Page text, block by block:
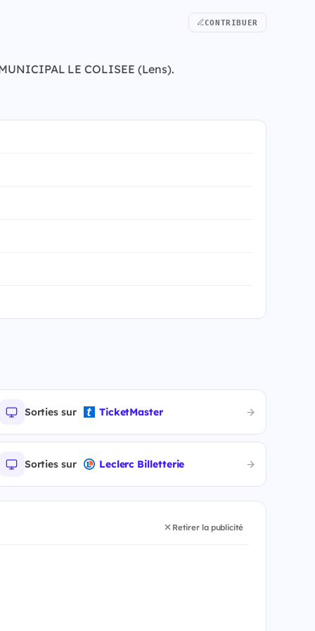
CONTRIBUER
LE COLISEE (Lens).
Sorties sur TicketMaster
Sorties sur Leclerc Billetterie
Retirer la publicité